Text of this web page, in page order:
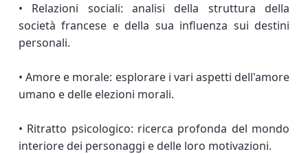
• Relazioni sociali: analisi della struttura della
società francese e della sua influenza sui destini
personali.
• Amore e morale: esplorare i vari aspetti dell'amore
umano e delle elezioni morali.
• Ritratto psicologico: ricerca profonda del mondo
interiore dei personaggi e delle loro motivazioni.